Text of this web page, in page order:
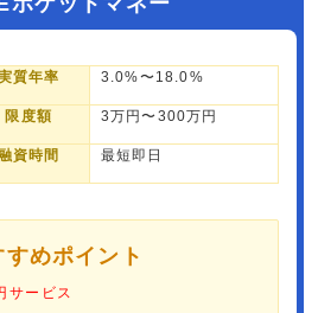
質年率 3.0%〜18.0%
限度額 3万円〜300万円
資時間 最短即日
すめポイント
サービス